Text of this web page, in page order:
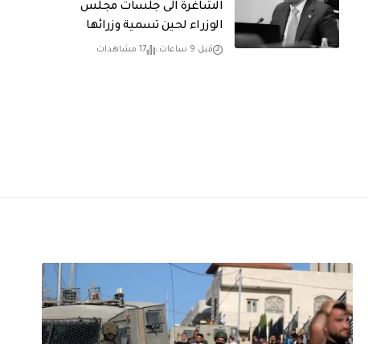
الشاغرة الى جلسات مجلس
الوزراء لحين تسمية وزرائها
قبل 9 ساعات 17 مشاهدات